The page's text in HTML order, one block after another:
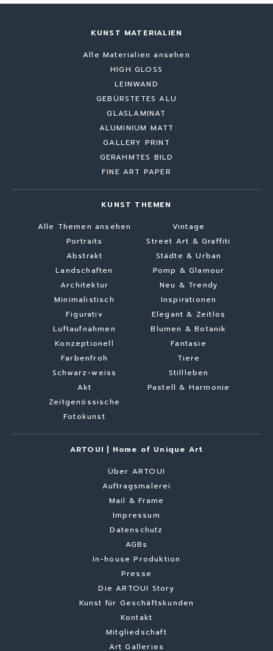
KUNST MATERIALIEN
Alle Materialien ansehen
HIGH GLOSS
LEINWAND
GEBÜRSTETES ALU
GLASLAMINAT
ALUMINIUM MATT
GALLERY PRINT
GERAHMTES BILD
FINE ART PAPER
KUNST THEMEN
Alle Themen ansehen
Portraits
Abstrakt
Landschaften
Architektur
Minimalistisch
Figurativ
Luftaufnahmen
Konzeptionell
Farbenfroh
Schwarz-weiss
Akt
Zeitgenössische
Fotokunst
Vintage
Street Art & Graffiti
Städte & Urban
Pomp & Glamour
Neu & Trendy
Inspirationen
Elegant & Zeitlos
Blumen & Botanik
Fantasie
Tiere
Stillleben
Pastell & Harmonie
ARTOUI | Home of Unique Art
Über ARTOUI
Auftragsmalerei
Mail & Frame
Impressum
Datenschutz
AGBs
In-house Produktion
Presse
Die ARTOUI Story
Kunst für Geschäftskunden
Kontakt
Mitgliedschaft
Art Galleries